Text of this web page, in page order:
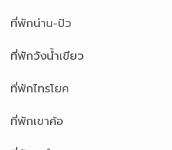
ที่พักน่าน-ปัว
ที่พักวังน้ำเขียว
ที่พักไทรโยค
ที่พักเขาค้อ